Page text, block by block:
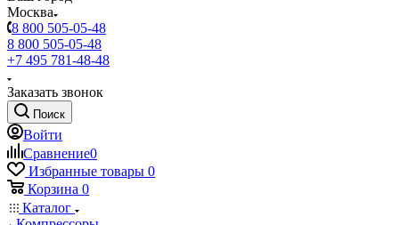
Москва
8 800 505-05-48
8 800 505-05-48
+7 495 781-48-48
Заказать звонок
Поиск
Войти
Сравнение0
Избранные товары 0
Корзина 0
Каталог